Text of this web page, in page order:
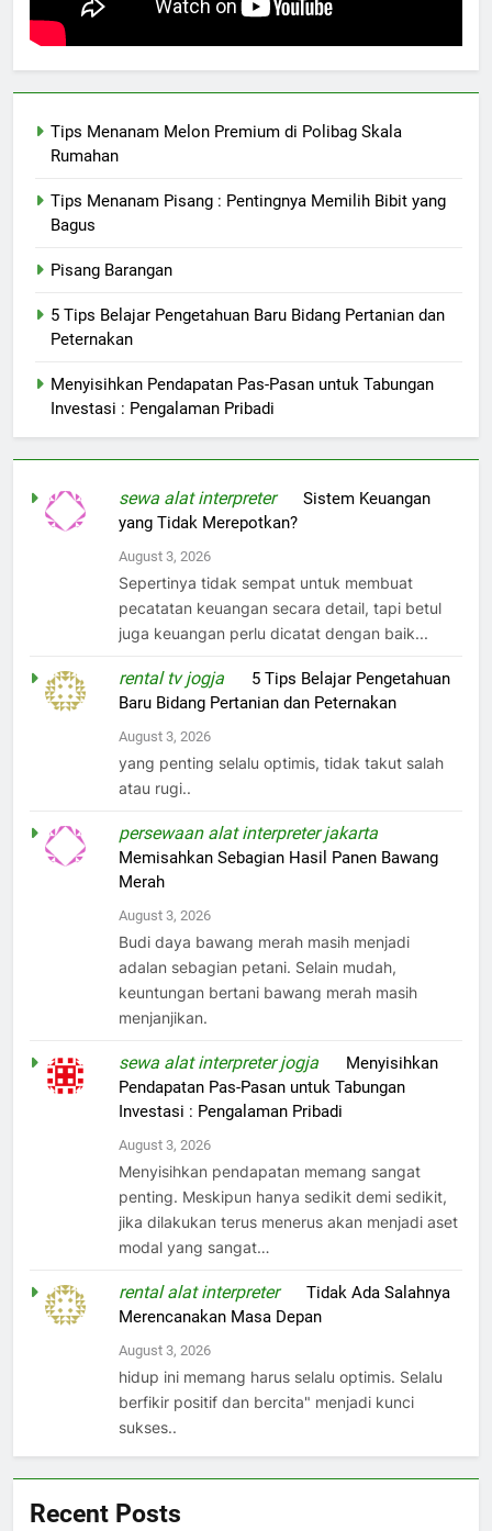
Tips Menanam Melon Premium di Polibag Skala
Rumahan
Tips Menanam Pisang : Pentingnya Memilih Bibit yang
Bagus
Pisang Barangan
5 Tips Belajar Pengetahuan Baru Bidang Pertanian dan
Peternakan
Menyisihkan Pendapatan Pas-Pasan untuk Tabungan
Investasi : Pengalaman Pribadi
sewa alat interpreteronSistem Keuangan
yang Tidak Merepotkan?
August 3, 2026
Sepertinya tidak sempat untuk membuat
pecatatan keuangan secara detail, tapi betul
juga keuangan perlu dicatat dengan baik...
rental tv jogja
5 Tips Belajar Pengetahuan
Baru Bidang Pertanian dan Peternakan
August 3, 2026
yang penting selalu optimis, tidak takut salah
atau rugi..
persewaan alat interpreter jakarta
Memisahkan Sebagian Hasil Panen Bawang
Merah
August 3, 2026
Budi daya bawang merah masih menjadi
adalan sebagian petani. Selain mudah,
keuntungan bertani bawang merah masih
menjanjikan.
sewa alat interpreter jogja
Menyisihkan
Pendapatan Pas-Pasan untuk Tabungan
Investasi : Pengalaman Pribadi
August 3, 2026
Menyisihkan pendapatan memang sangat
penting. Meskipun hanya sedikit demi sedikit,
jika dilakukan terus menerus akan menjadi aset
modal yang sangat…
rental alat interpreteronTidak Ada Salahnya
Merencanakan Masa Depan
August 3, 2026
hidup ini memang harus selalu optimis. Selalu
berfikir positif dan bercita" menjadi kunci
sukses..
Recent Posts